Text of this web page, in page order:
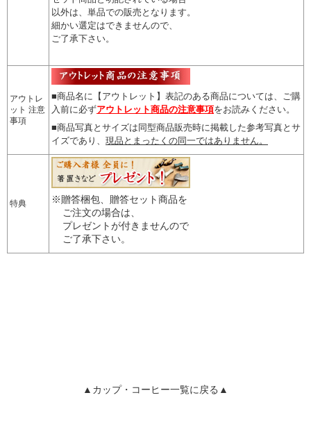
以外は、単品での販売となります。
細かい選定はできませんので
ご了承下さい。
アウトレ
ット 注意
事項
■商品名に【アウトレット】表記のある商品については、
ご購
入前に必ずアウトレット商品の注意事項をお読みください。
■商品写真とサイズは同型商品販売時に掲載した参考写真とサ
イズであり、 現品とまったくの同一ではありません。
特典
※贈答梱包、贈答セット商品を
ご注文の場合は、
プレゼントが付きませんので
ご了承下さい。
▲カップ・コーヒー一覧に戻る▲